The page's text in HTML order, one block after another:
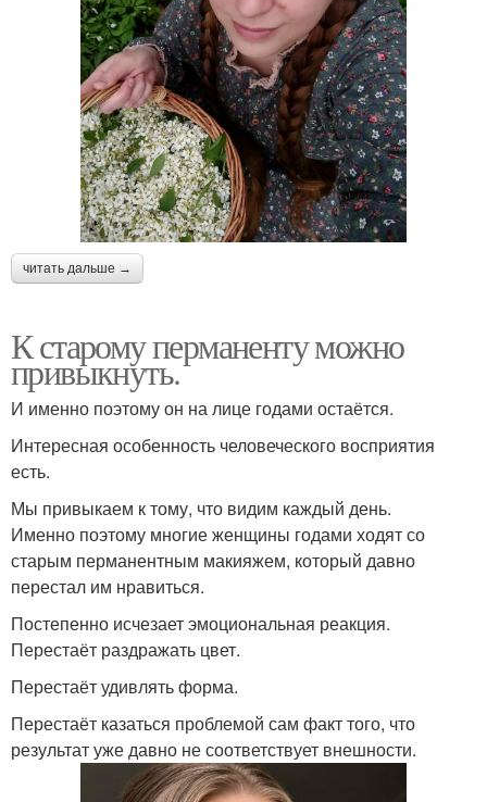
читать дальше →
К старому перманенту можно
привыкнуть.
И именно поэтому он на лице годами остаётся.
Интересная особенность человеческого восприятия
есть.
Мы привыкаем к тому, что видим каждый день.
Именно поэтому многие женщины годами ходят со
старым перманентным макияжем, который давно
перестал им нравиться.
Постепенно исчезает эмоциональная реакция.
Перестаёт раздражать цвет.
Перестаёт удивлять форма.
Перестаёт казаться проблемой сам факт того, что
результат уже давно не соответствует внешности.